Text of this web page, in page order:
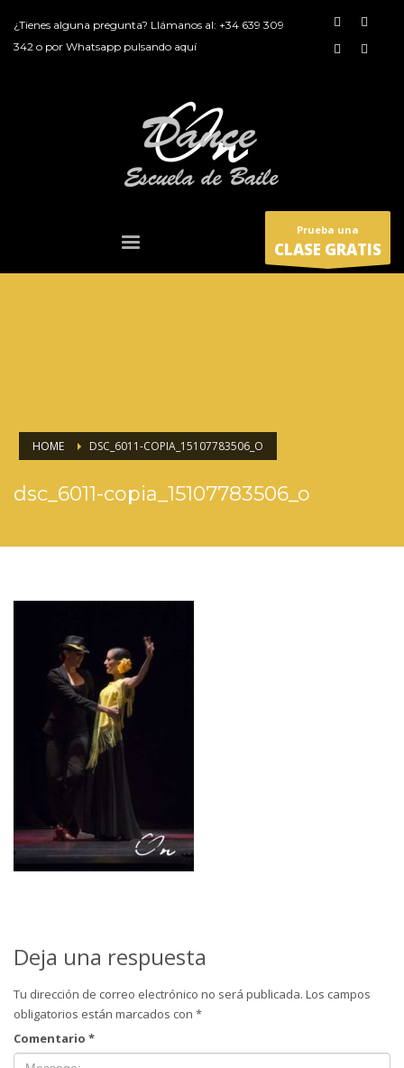
¿Tienes alguna pregunta? Llámanos al: +34 639 309
342 o por Whatsapp pulsando aquí
Prueba una
CLASE GRATIS
HOME DSC_6011-COPIA_15107783506_O
dsc_6011-copia_15107783506_o
Deja una respuesta
Tu dirección de correo electrónico no será publicada. Los campos
obligatorios están marcados con *
Comentario *